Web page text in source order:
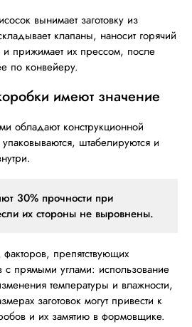
вынимает заготовку из
клапаны, наносит горячий
и прижимает их прессом, после
по конвейеру.
имеют значение
обладают конструкционной
штабелируются и
30% прочности при
их стороны не выровнены.
препятствующих
прямыми углами: использование
температуры и влажности,
заготовок могут привести к
и их замятию в формовщике.